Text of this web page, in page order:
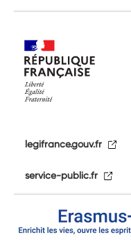
legifrance.gouv.fr
service-public.fr